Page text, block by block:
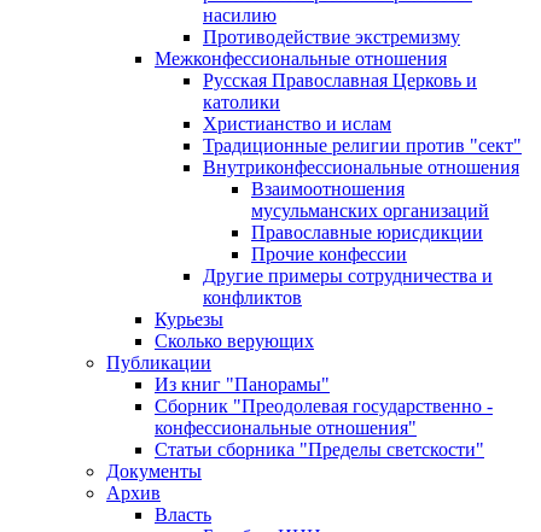
насилию
Противодействие экстремизму
Межконфессиональные отношения
Русская Православная Церковь и
католики
Христианство и ислам
Традиционные религии против "сект"
Внутриконфессиональные отношения
Взаимоотношения
мусульманских организаций
Православные юрисдикции
Прочие конфессии
Другие примеры сотрудничества и
конфликтов
Курьезы
Сколько верующих
Публикации
Из книг "Панорамы"
Сборник "Преодолевая государственно -
конфессиональные отношения"
Статьи сборника "Пределы светскости"
Документы
Архив
Власть